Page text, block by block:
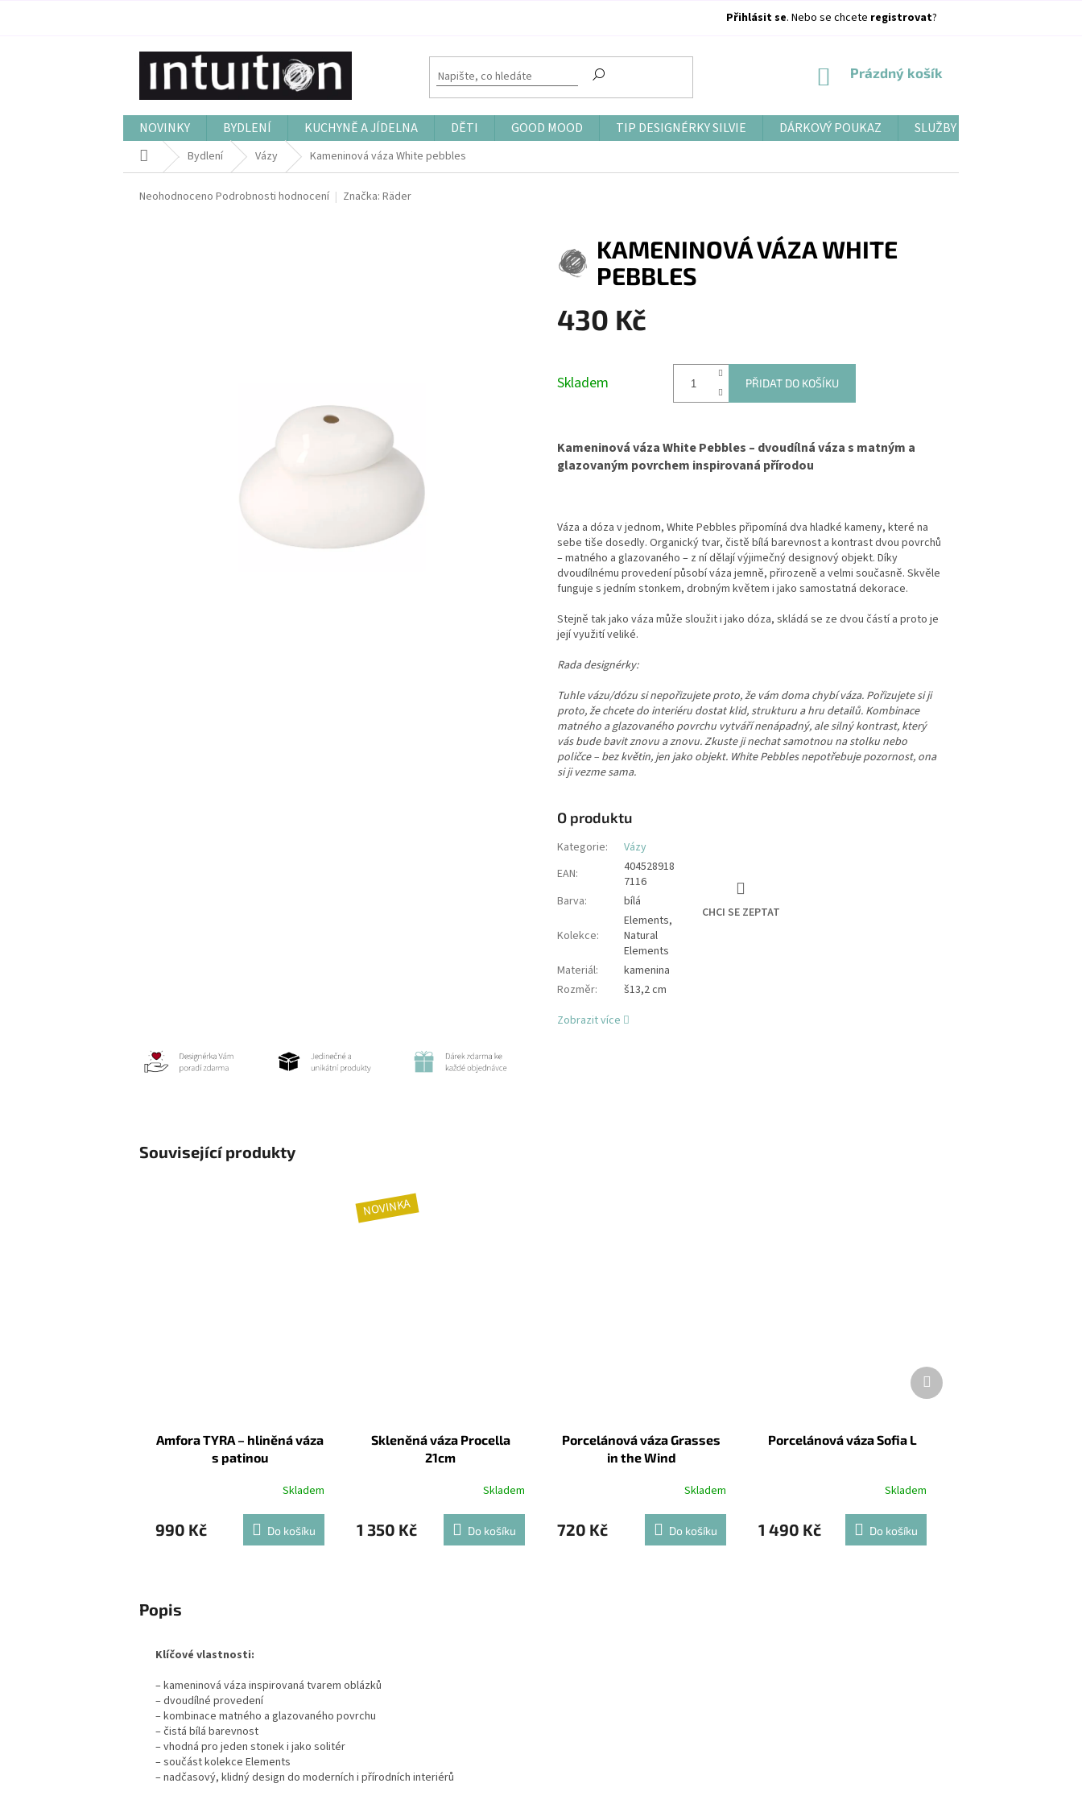
Přihlásit se. Nebo se chcete registrovat?
NÁKUPNÍ
Prázdný košík
NOVINKY BYDLENÍ KUCHYNĚ A JÍDELNA DĚTI GOOD MOOD TIP DESIGNÉRKY SILVIE DÁRKOVÝ POUKAZ SLUŽBY
Domů Bydlení Vázy Kameninová váza White pebbles
Průměrné
Neohodnoceno Podrobnosti hodnocení Značka: Räder
KAMENINOVÁ VÁZA WHITE
PEBBLES
430 Kč
Skladem PŘIDAT DO KOŠÍKU
Kameninová váza White Pebbles – dvoudílná váza s matným a
glazovaným povrchem inspirovaná přírodou
Váza a dóza v jednom, White Pebbles připomíná dva hladké kameny, které na
sebe tiše dosedly. Organický tvar, čistě bílá barevnost a kontrast dvou povrchů
– matného a glazovaného – z ní dělají výjimečný designový objekt. Díky
dvoudílnému provedení působí váza jemně, přirozeně a velmi současně. Skvěle
funguje s jedním stonkem, drobným květem i jako samostatná dekorace.
Stejně tak jako váza může sloužit i jako dóza, skládá se ze dvou částí a proto je
její využití veliké.
Rada designérky:
Tuhle vázu/dózu si nepořizujete proto, že vám doma chybí váza. Pořizujete si ji
proto, že chcete do interiéru dostat klid, strukturu a hru detailů. Kombinace
matného a glazovaného povrchu vytváří nenápadný, ale silný kontrast, který
vás bude bavit znovu a znovu. Zkuste ji nechat samotnou na stolku nebo
poličce – bez květin, jen jako objekt. White Pebbles nepotřebuje pozornost, ona
si ji vezme sama.
O produktu
Kategorie:
Vázy
EAN:
404528918
7116
Barva: bílá
Kolekce:
Elements,
Natural
Elements
Materiál:
kamenina
Rozměr: š13,2 cm
CHCI SE ZEPTAT
Zobrazit více
Související produkty
Amfora TYRA – hliněná váza
s patinou
Skladem
990 Kč Do košíku
NOVINKA
Skleněná váza Procella
21cm
Skladem
1 350 Kč Do košíku
Porcelánová váza Grasses
in the Wind
Skladem
720 Kč Do košíku
Porcelánová váza Sofia L
Skladem
1 490 Kč Do košíku
Další
produkt
Popis
Klíčové vlastnosti:
– kameninová váza inspirovaná tvarem oblázků
– dvoudílné provedení
– kombinace matného a glazovaného povrchu
– čistá bílá barevnost
– vhodná pro jeden stonek i jako solitér
– součást kolekce Elements
– nadčasový, klidný design do moderních i přírodních interiérů